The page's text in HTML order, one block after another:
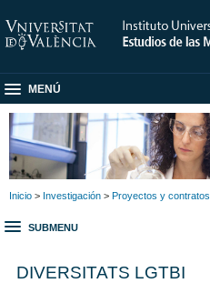
MENÚ
Inicio > Investigación > Proyectos y contratos
SUBMENU
DIVERSITATS LGTBI